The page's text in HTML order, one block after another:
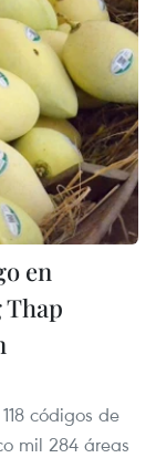
en
códigos de
mil 284 áreas